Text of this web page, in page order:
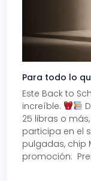
Para todo lo
Este Back to
increíble.
25 libras o
participa en el
pulgadas, chip
promoción: